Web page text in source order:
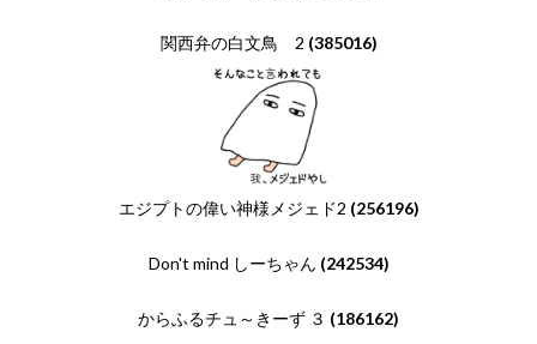
関西弁の白文鳥 2 (385016)
エジプトの偉い神様メジェド2 (256196)
Don't mind しーちゃん (242534)
からふるチュ～きーず ３ (186162)